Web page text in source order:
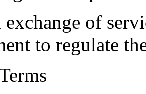
exchange of
to regulate